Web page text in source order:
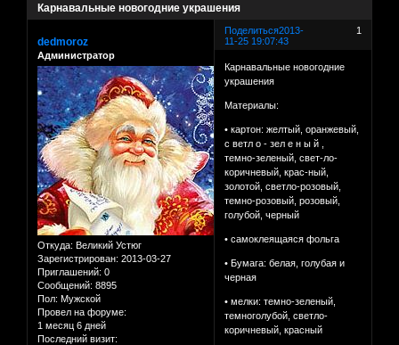
Карнавальные новогодние украшения
Поделиться 1
2013-
11-25 19:07:43
dedmoroz
Администратор
Откуда: Великий Устюг
Зарегистрирован: 2013-03-27
Приглашений: 0
Сообщений: 8895
Пол: Мужской
Провел на форуме:
1 месяц 6 дней
Последний визит:
Карнавальные новогодние
украшения
Материалы:
• картон: желтый, оранжевый,
с ветл о - зел е н ы й ,
темно-зеленый, свет-ло-
коричневый, крас-ный,
золотой, светло-розовый,
темно-розовый, розовый,
голубой, черный
• самоклеящаяся фольга
• Бумага: белая, голубая и
черная
• мелки: темно-зеленый,
темноголубой, светло-
коричневый, красный